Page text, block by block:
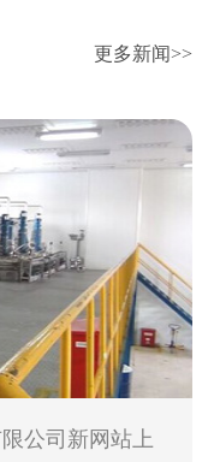
更多新闻>>
公司新网站上